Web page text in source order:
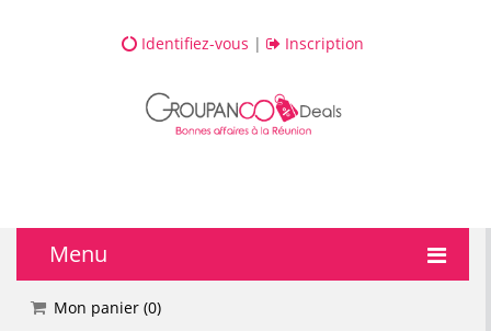
Identifiez-vous | Inscription
Menu
🔥 DEALS
Mon panier (0)